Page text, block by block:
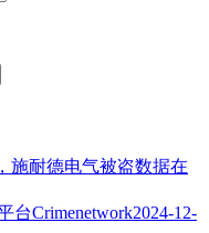
施耐德电气被盗数据在
台Crimenetwork2024-12-